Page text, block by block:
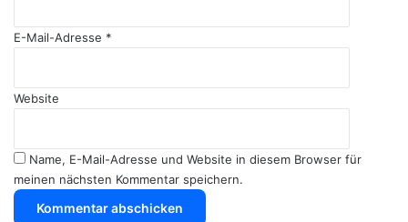
E-Mail-Adresse *
Website
Name, E-Mail-Adresse und Website in diesem Browser für
meinen nächsten Kommentar speichern.